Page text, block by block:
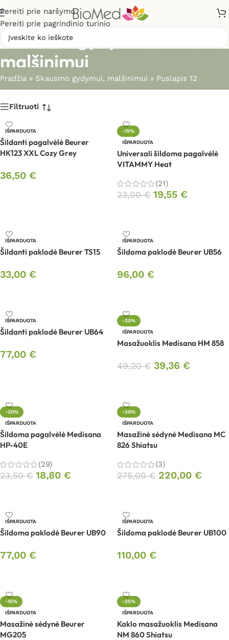
Pereiti prie naršymo
Pereiti prie pagrindinio turinio
Skausmo gydymui,
malšinimui
Pradžia » Skausmo gydymui, malšinimui » Puslapis 12
Filtruoti
IŠPARDUOTA
Šildanti pagalvėlė Beurer
HK123 XXL Cozy Grey
36,50 €
-15%
IŠPARDUOTA
Universali šildoma pagalvėlė
VITAMMY Heat
(21)
23,00€ 19,55 €
IŠPARDUOTA
Šildanti paklodė Beurer TS15
33,00 €
IŠPARDUOTA
Šildoma paklodė Beurer UB56
96,00 €
IŠPARDUOTA
Šildanti paklodė Beurer UB64
77,00 €
-20%
IŠPARDUOTA
Masažuoklis Medisana HM 858
49,20€ 39,36 €
-20%
IŠPARDUOTA
Šildoma pagalvėlė Medisana
HP-40E
(29)
23,50€ 18,80 €
-20%
IŠPARDUOTA
Masažinė sėdynė Medisana MC
826 Shiatsu
(3)
275,00€ 220,00 €
IŠPARDUOTA
Šildoma paklodė Beurer UB90
77,00 €
IŠPARDUOTA
Šildoma paklodė Beurer UB100
110,00 €
-15%
IŠPARDUOTA
Masažinė sėdynė Beurer
MG205
-25%
IŠPARDUOTA
Kaklo masažuoklis Medisana
NM 860 Shiatsu